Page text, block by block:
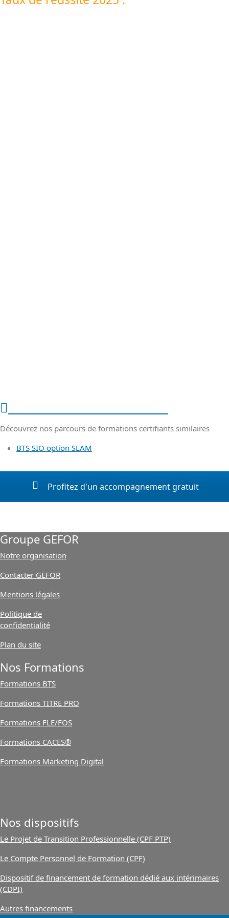
Découvrez nos parcours de formations certifiants similaires
BTS SIO option SLAM
Profitez d'un accompagnement gratuit
Groupe GEFOR
Notre organisation
Contacter GEFOR
Mentions légales
Politique de
confidentialité
Plan du site
Nos Formations
Formations BTS
Formations TITRE PRO
Formations FLE/FOS
Formations CACES®
Formations Marketing Digital
Nos dispositifs
Le Projet de Transition Professionnelle (CPF PTP)
Le Compte Personnel de Formation (CPF)
Dispositif de financement de formation dédié aux intérimaires
(CDPI)
Autres financements